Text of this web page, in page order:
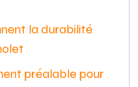
la durabilité
préalable pour